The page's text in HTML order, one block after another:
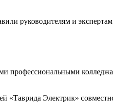
руководителям и экспертам
профессиональными
«Таврида Электрик»